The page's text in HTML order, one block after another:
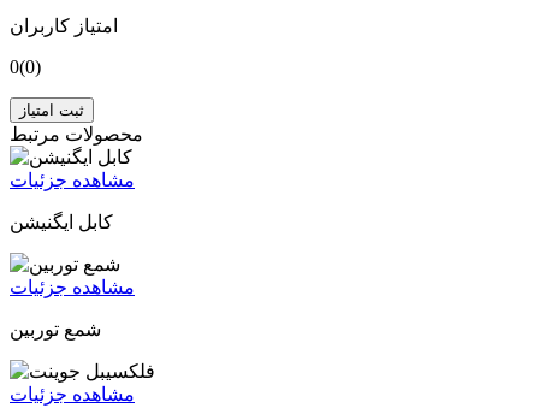
امتیاز کاربران
0(0)
ثبت امتیاز
محصولات مرتبط
مشاهده جزئیات
کابل ایگنیشن
مشاهده جزئیات
شمع توربین
مشاهده جزئیات